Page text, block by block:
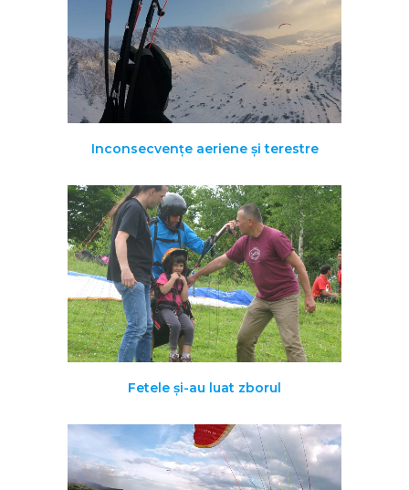
Inconsecvențe aeriene și terestre
Fetele şi-au luat zborul